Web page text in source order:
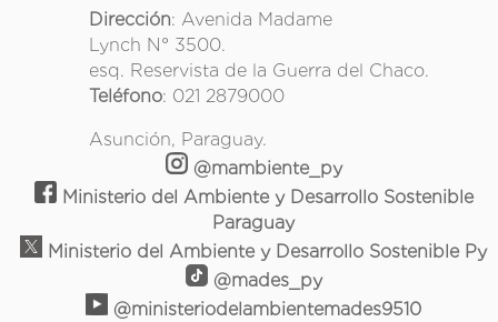
Dirección: Avenida Madame
Lynch N° 3500.
esq. Reservista de la Guerra del Chaco.
Teléfono: 021 2879000
Asunción, Paraguay.
@mambiente_py
Ministerio del Ambiente y Desarrollo Sostenible
Paraguay
Ministerio del Ambiente y Desarrollo Sostenible Py
@mades_py
@ministeriodelambientemades9510